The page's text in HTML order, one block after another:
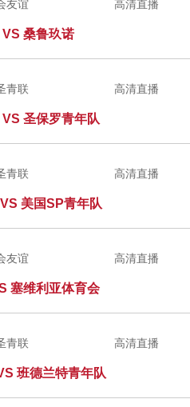
友谊
桑鲁玖诺
高清直播
青联
圣保罗青年队
高清直播
青联
美国SP青年队
高清直播
友谊
塞维利亚体育会
高清直播
青联
班德兰特青年队
高清直播